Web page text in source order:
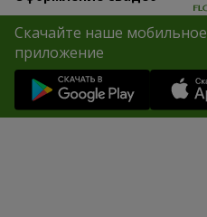
Скачайте наше мобильное
приложение